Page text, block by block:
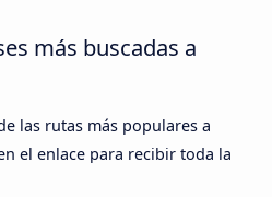
más buscadas a
las rutas más populares a
el enlace para recibir toda la